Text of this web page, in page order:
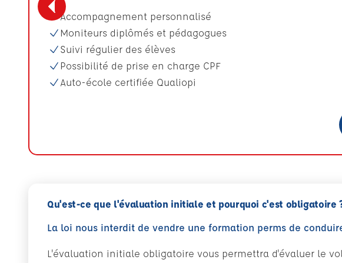
Accompagnement personnalisé
Moniteurs diplômés et pédagogues
Suivi régulier des élèves
Possibilité de prise en charge CPF
Auto-école certifiée Qualiopi
Qu'est-ce que l'évaluation initiale et pourquoi c'est obligatoire
La loi nous interdit de vendre une formation perms de
L'évaluation initiale obligatoire vous permettra d'évaluer le